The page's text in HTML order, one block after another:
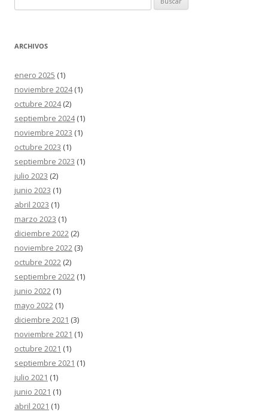
ARCHIVOS
enero 2025 (1)
noviembre 2024(1)
octubre 2024(2)
septiembre 2024(1)
noviembre 2023 (1)
octubre 2023 (1)
septiembre 2023 (1)
julio 2023 (2)
junio 2023 (1)
abril 2023 (1)
marzo 2023 (1)
diciembre 2022 (2)
noviembre 2022 (3)
octubre 2022 (2)
septiembre 2022 (1)
junio 2022 (1)
mayo 2022 (1)
diciembre 2021 (3)
noviembre 2021 (1)
octubre 2021 (1)
septiembre 2021 (1)
julio 2021 (1)
junio 2021 (1)
abril 2021 (1)